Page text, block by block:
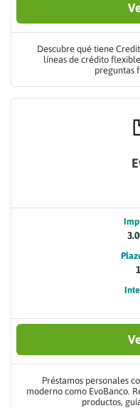
Descubre qué tiene
líneas de crédito
preguntas
Préstamos personales
moderno como EvoBanco.
productos,